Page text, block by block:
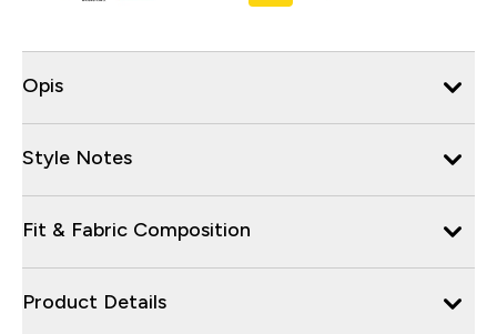
Opis
Style Notes
Fit & Fabric Composition
Product Details